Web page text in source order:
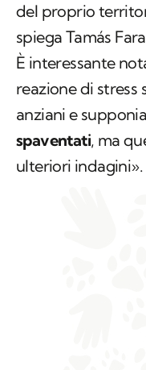
del proprio
spiega Tamás
È interessante
reazione di stress
anziani e
spaventati, ma
ulteriori indagini».